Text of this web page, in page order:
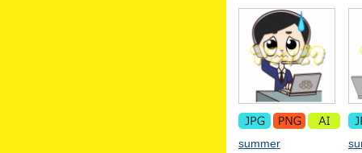
summer